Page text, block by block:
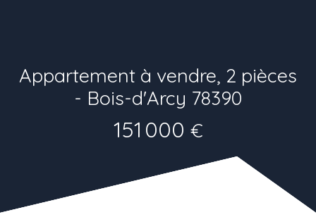
Appartement à vendre, 2 pièces
- Bois-d'Arcy 78390
151 000 €